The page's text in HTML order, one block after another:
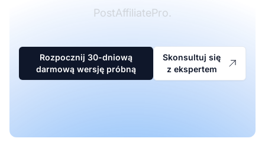
PostAffiliatePro.
Rozpocznij 30-dniową
darmową wersję próbną
Skonsultuj się
z ekspertem